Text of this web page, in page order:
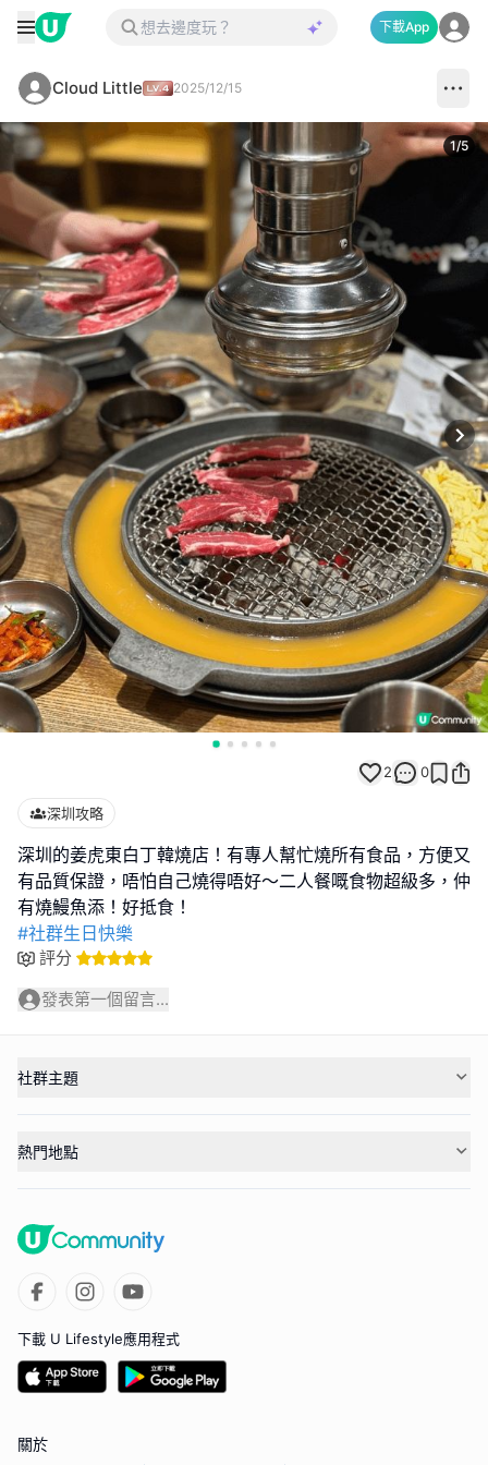
下載App
Cloud Little 2025/12/15
1/5
2 0
深圳攻略
深圳的姜虎東白丁韓燒店！有專人幫忙燒所有食品，方便又
有品質保證，唔怕自己燒得唔好～二人餐嘅食物超級多，仲
#社群生日快樂
評分
發表第一個留言...
社群主題
熱門地點
下載 U Lifestyle應用程式
關於